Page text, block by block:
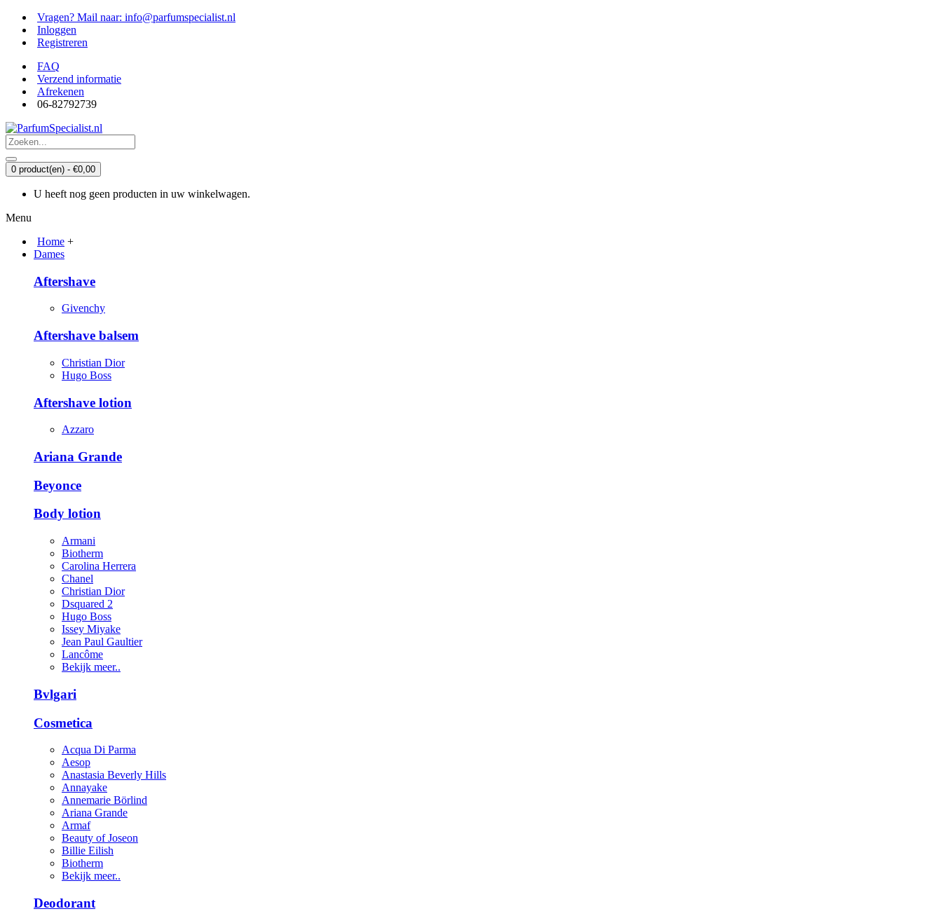
Vragen? Mail naar: info@parfumspecialist.nl
Inloggen
Registreren
FAQ
Verzend informatie
Afrekenen
06-82792739
0 product(en) - €0,00
U heeft nog geen producten in uw winkelwagen.
Menu
Home +
Dames
Aftershave
Givenchy
Aftershave balsem
Christian Dior
Hugo Boss
Aftershave lotion
Azzaro
Ariana Grande
Beyonce
Body lotion
Armani
Biotherm
Carolina Herrera
Chanel
Christian Dior
Dsquared 2
Hugo Boss
Issey Miyake
Jean Paul Gaultier
Lancôme
Bekijk meer..
Bvlgari
Cosmetica
Acqua Di Parma
Aesop
Anastasia Beverly Hills
Annayake
Annemarie Börlind
Ariana Grande
Armaf
Beauty of Joseon
Billie Eilish
Biotherm
Bekijk meer..
Deodorant